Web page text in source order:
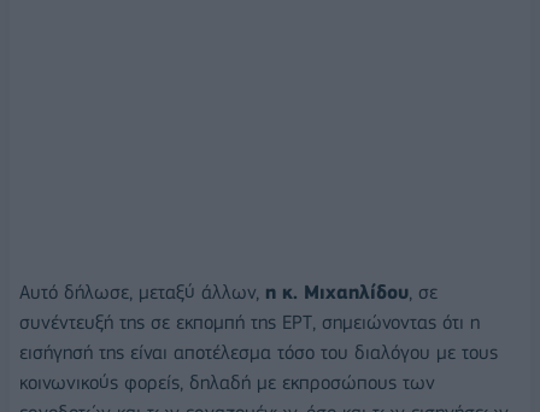
Αυτό δήλωσε, μεταξύ άλλων, η κ. Μιχαηλίδου , σε
συνέντευξή της σε εκπομπή της ΕΡΤ, σημειώνοντας ότι η
εισήγησή της είναι αποτέλεσμα τόσο του διαλόγου με τους
κοινωνικούς φορείς, δηλαδή με εκπροσώπους των